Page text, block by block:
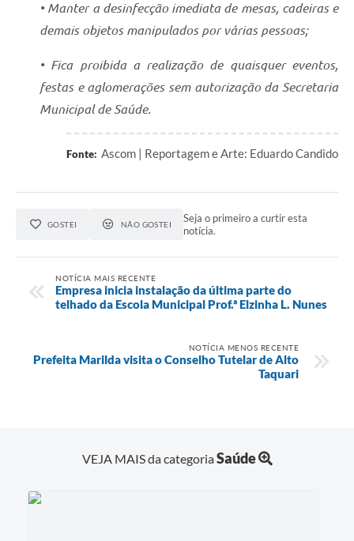
• Manter a desinfecção imediata de mesas, cadeiras e
demais objetos manipulados por várias pessoas;
• Fica proibida a realização de quaisquer eventos,
festas e aglomerações sem autorização da Secretaria
Municipal de Saúde.
Fonte: Ascom | Reportagem e Arte: Eduardo Candido
GOSTEI NÃO GOSTEI
Seja o primeiro a curtir esta
notícia.
NOTÍCIA MAIS RECENTE
Empresa inicia instalação da última parte do
telhado da Escola Municipal Prof.ª Elzinha L. Nunes
NOTÍCIA MENOS RECENTE
Prefeita Marilda visita o Conselho Tutelar de Alto
Taquari
VEJA MAIS da categoriaSaúde